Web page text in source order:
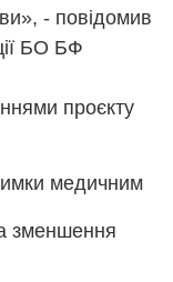
- повідомив
БО БФ
проєкту
медичним
зменшення